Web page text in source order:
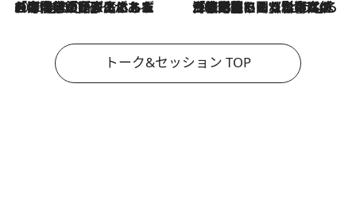
2026.8.3
「今後値上げがあるとすれば…」「リスクがあるのは今年の冬」エネルギー専門家が語る、ホルムズ海峡封鎖が家庭にもたらす“ある心配” 2026.8.3
「住宅建てられない…」「サーチャージ料の高値が続いている」ホルムズ海峡封鎖による影響はいつまで続く？《エネルギー専門家に聞く“どうなる日本の暮らし”》
トーク&セッション TOP